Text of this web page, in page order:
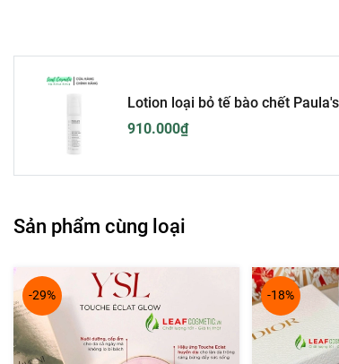
Lotion loại bỏ tế bào chết
910.000₫
Sản phẩm cùng loại
-29% -18%